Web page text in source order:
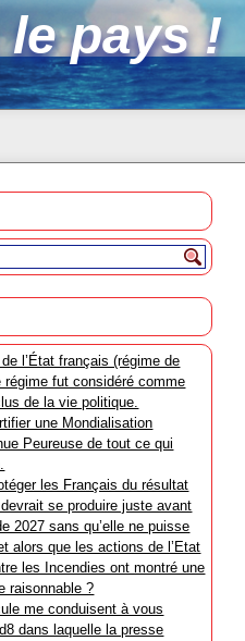
pays !
l’État français (régime de
fut considéré comme
de la vie politique.
une Mondialisation
Peureuse de tout ce qui
les Français du résultat
se produire juste avant
2027 sans qu’elle ne puisse
alors que les actions de l’Etat
les Incendies ont montré une
raisonnable ?
me conduisent à vous
dans laquelle la presse